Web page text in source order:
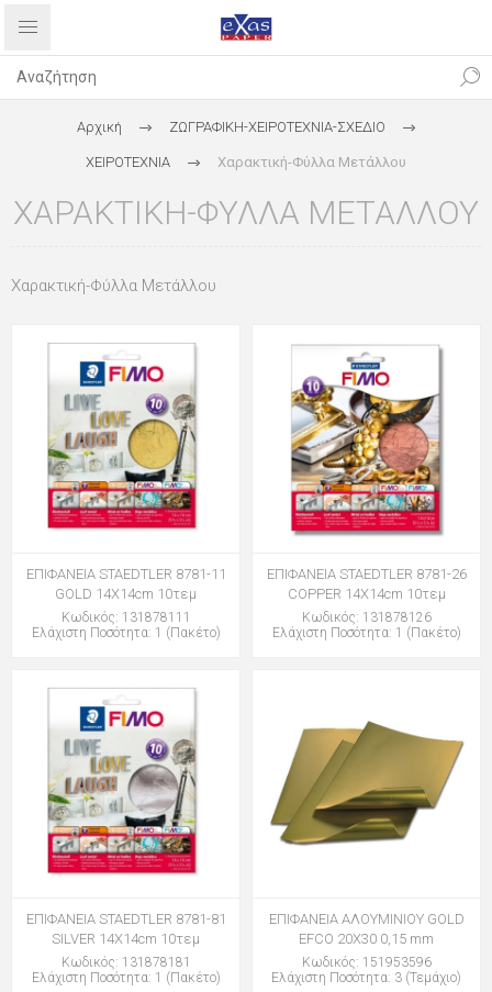
Αρχική ΖΩΓΡΑΦΙΚΗ-ΧΕΙΡΟΤΕΧΝΙΑ-ΣΧΕΔΙΟ
ΧΕΙΡΟΤΕΧΝΙΑ Χαρακτική-Φύλλα Μετάλλου
ΧΑΡΑΚΤΙΚΉ-ΦΎΛΛΑ ΜΕΤΆΛΛΟΥ
Χαρακτική-Φύλλα Μετάλλου
ΕΠΙΦΑΝΕΙΑ STAEDTLER 8781-11
GOLD 14Χ14cm 10τεμ
Κωδικός: 131878111
Ελάχιστη Ποσότητα: 1 (Πακέτο)
ΕΠΙΦΑΝΕΙΑ STAEDTLER 8781-26
COPPER 14Χ14cm 10τεμ
Κωδικός: 131878126
Ελάχιστη Ποσότητα: 1 (Πακέτο)
ΕΠΙΦΑΝΕΙΑ STAEDTLER 8781-81
SILVER 14Χ14cm 10τεμ
Κωδικός: 131878181
Ελάχιστη Ποσότητα: 1 (Πακέτο)
ΕΠΙΦΑΝΕΙΑ ΑΛΟΥΜΙΝΙΟΥ GOLD
EFCO 20Χ30 0,15 mm
Κωδικός: 151953596
Ελάχιστη Ποσότητα: 3 (Τεμάχιο)